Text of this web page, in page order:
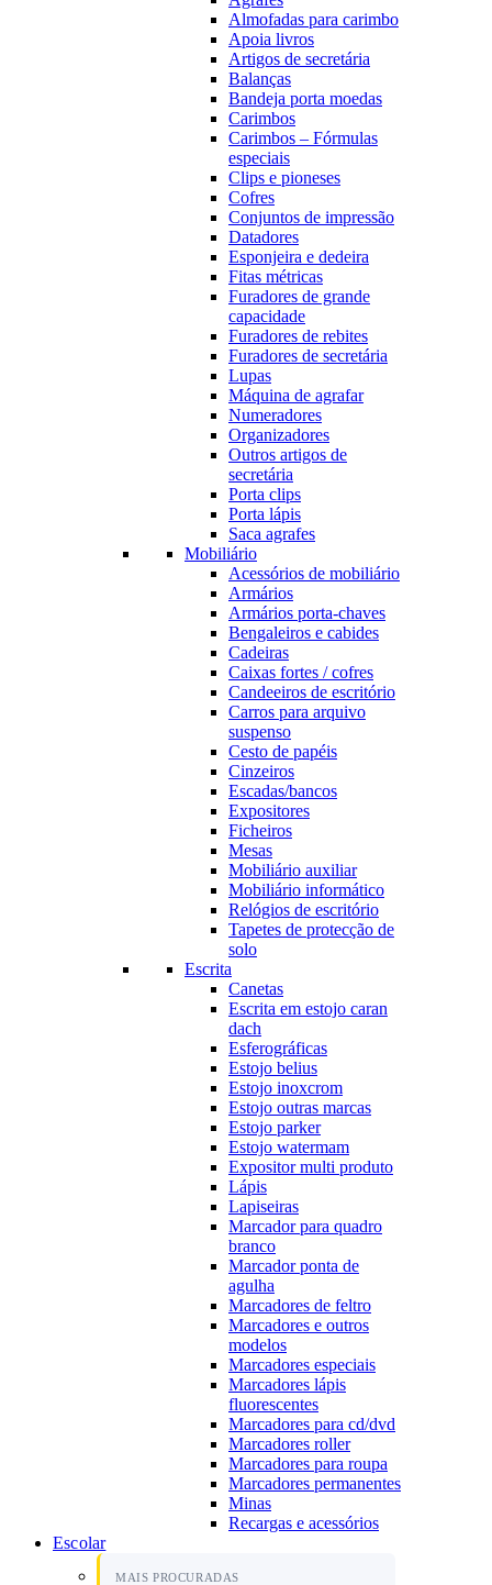
Almofadas para carimbo
Apoia livros
Artigos de secretária
Balanças
Bandeja porta moedas
Carimbos
Carimbos – Fórmulas
especiais
Clips e pioneses
Cofres
Conjuntos de impressão
Datadores
Esponjeira e dedeira
Fitas métricas
Furadores de grande
capacidade
Furadores de rebites
Furadores de secretária
Lupas
Máquina de agrafar
Numeradores
Organizadores
Outros artigos de
secretária
Porta clips
Porta lápis
Saca agrafes
Mobiliário
Acessórios de mobiliário
Armários
Armários porta-chaves
Bengaleiros e cabides
Cadeiras
Caixas fortes / cofres
Candeeiros de escritório
Carros para arquivo
suspenso
Cesto de papéis
Cinzeiros
Escadas/bancos
Expositores
Ficheiros
Mesas
Mobiliário auxiliar
Mobiliário informático
Relógios de escritório
Tapetes de protecção de
solo
Escrita
Canetas
Escrita em estojo caran
dach
Esferográficas
Estojo belius
Estojo inoxcrom
Estojo outras marcas
Estojo parker
Estojo watermam
Expositor multi produto
Lápis
Lapiseiras
Marcador para quadro
branco
Marcador ponta de
agulha
Marcadores de feltro
Marcadores e outros
modelos
Marcadores especiais
Marcadores lápis
fluorescentes
Marcadores para cd/dvd
Marcadores roller
Marcadores para roupa
Marcadores permanentes
Minas
Recargas e acessórios
Escolar
MAIS PROCURADAS